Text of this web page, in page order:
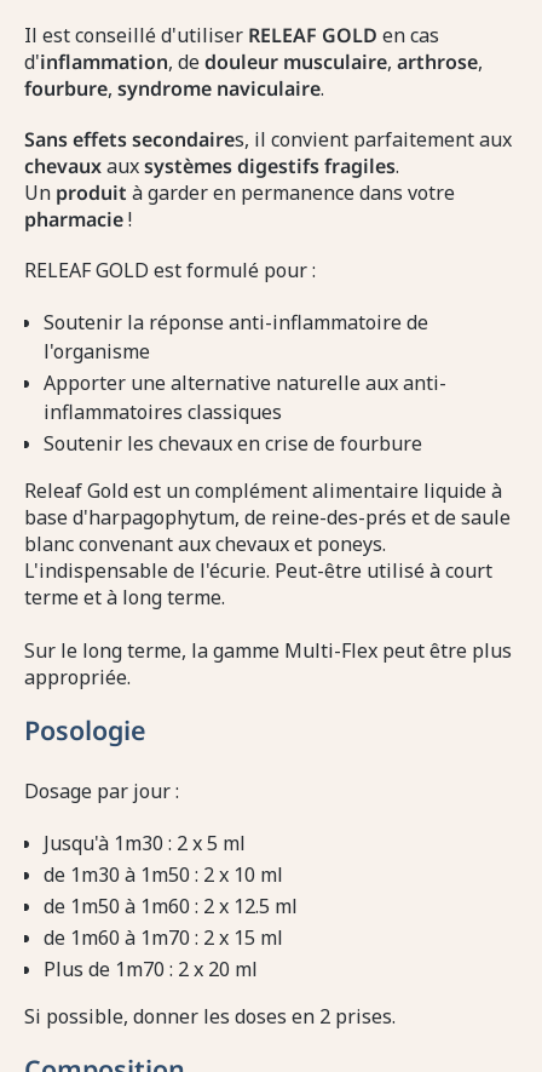
Il est conseillé d'utiliser RELEAF GOLD en cas
d'inflammation, dedouleur musculaire, arthrose,
fourbure, syndrome naviculaire.
Sans effets secondaires, il convient parfaitement aux
chevauxauxsystèmesdigestifsfragiles.
Un produit à garder en permanence dans votre
pharmacie!
RELEAF GOLD est formulé pour :
Soutenir la réponse anti-inflammatoire de
l'organisme
Apporter une alternative naturelle aux anti-
inflammatoires classiques
Soutenir les chevaux en crise de fourbure
Releaf Gold est un complément alimentaire liquide à
base d'harpagophytum, de reine-des-prés et de saule
blanc convenant aux chevaux et poneys.
L'indispensable de l'écurie. Peut-être utilisé à court
terme et à long terme.
Sur le long terme, la gamme Multi-Flex peut être plus
appropriée.
Posologie
Dosage par jour :
Jusqu'à 1m30 : 2 x 5 ml
de 1m30 à 1m50 : 2 x 10 ml
de 1m50 à 1m60 : 2 x 12.5 ml
de 1m60 à 1m70 : 2 x 15 ml
Plus de 1m70 : 2 x 20 ml
Si possible, donner les doses en 2 prises.